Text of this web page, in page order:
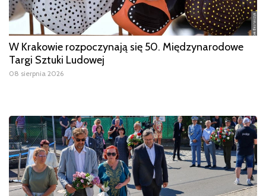
W Krakowie rozpoczynają się 50. Międzynarodowe
Targi Sztuki Ludowej
08 sierpnia 2026